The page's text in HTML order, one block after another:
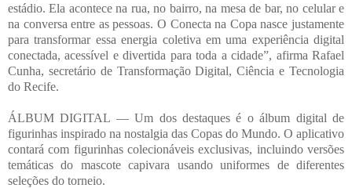
estádio. Ela acontece na rua, no bairro, na mesa de bar, no celular e
na conversa entre as pessoas. O Conecta na Copa nasce justamente
para transformar essa energia coletiva em uma experiência digital
conectada, acessível e divertida para toda a cidade”, afirma Rafael
Cunha, secretário de Transformação Digital, Ciência e Tecnologia
do Recife.
ÁLBUM DIGITAL — Um dos destaques é o álbum digital de
figurinhas inspirado na nostalgia das Copas do Mundo. O aplicativo
contará com figurinhas colecionáveis exclusivas, incluindo versões
temáticas do mascote capivara usando uniformes de diferentes
seleções do torneio.